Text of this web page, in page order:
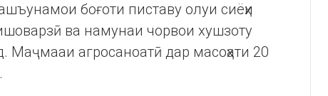
боғоти пиставу олуи сиёҳи
ва намунаи чорвои хушзоту
Маҷмааи агросаноатӣ дар масоҳати 20